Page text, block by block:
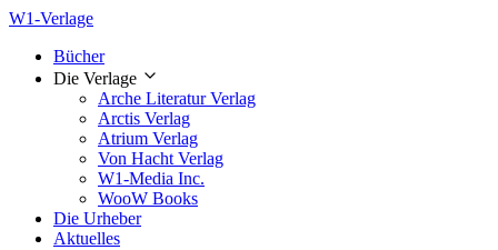
W1-Verlage
Bücher
Die Verlage
Arche Literatur Verlag
Arctis Verlag
Atrium Verlag
Von Hacht Verlag
W1-Media Inc.
WooW Books
Die Urheber
Aktuelles